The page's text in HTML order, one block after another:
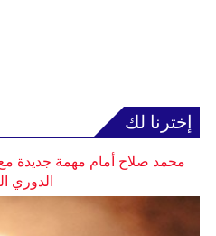
إخترنا لك
محمد صلاح أمام مهمة جديدة
الدوري